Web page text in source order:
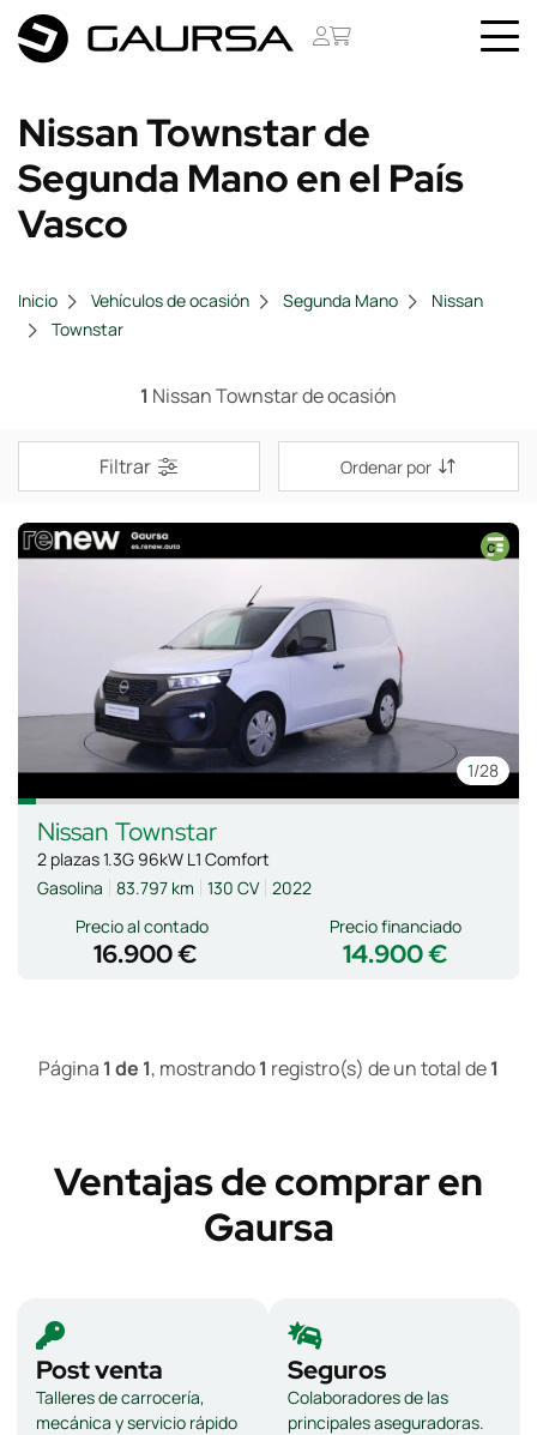
Nissan Townstar de
Segunda Mano en el País
Vasco
Inicio Vehículos de ocasión Segunda Mano
Nissan
Townstar
1 Nissan Townstar de ocasión
Filtrar Ordenar por
1/28
Nissan Townstar
2 plazas 1.3G 96kW L1 Comfort
Gasolina
83.797 km 130 CV 2022
Precio al contado
16.900 € 14.900 €
Precio financiado
Página 1 de 1, mostrando1 registro(s) de un total de1
Ventajas de comprar en
Gaursa
Post venta
Talleres de carrocería,
mecánica y servicio rápido
Seguros
Colaboradores de las
principales aseguradoras.